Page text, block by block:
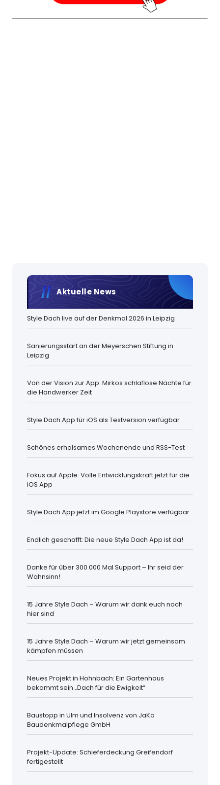
Aktuelle News
Style Dach live auf der Denkmal 2026 in Leipzig
Sanierungsstart an der Meyerschen Stiftung in
Leipzig
Von der Vision zur App: Mirkos schlaflose Nächte für
die Handwerker Zeit
Style Dach App für iOS als Testversion verfügbar
Schönes erholsames Wochenende und RSS-Test
Fokus auf Apple: Volle Entwicklungskraft jetzt für die
iOS App
Style Dach App jetzt im Google Playstore verfügbar
Endlich geschafft: Die neue Style Dach App ist da!
Danke für über 300.000 Mal Support – Ihr seid der
Wahnsinn!
15 Jahre Style Dach – Warum wir dank euch noch
hier sind
15 Jahre Style Dach – Warum wir jetzt gemeinsam
kämpfen müssen
Neues Projekt in Hohnbach: Ein Gartenhaus
bekommt sein „Dach für die Ewigkeit“
Baustopp in Ulm und Insolvenz von JaKo
Baudenkmalpflege GmbH
Projekt-Update: Schieferdeckung Greifendorf
fertigestellt